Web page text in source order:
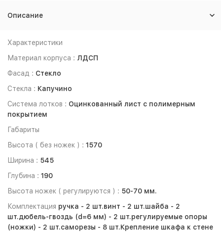
Описание
Характеристики
Материал корпуса : ЛДСП
Фасад : Стекло
Стекла : Капучино
Система лотков : Оцинкованный лист с полимерным
покрытием
Габариты
Высота ( без ножек ) : 1570
Ширина : 545
Глубина : 190
Высота ножек ( регулируются ) : 50-70 мм.
Комплектация ручка - 2 шт.винт - 2 шт.шайба - 2
шт.дюбель-гвоздь (d=6 мм) - 2 шт.регулируемые опоры
(ножки) - 2 шт.саморезы - 8 шт.Крепление шкафа к стене